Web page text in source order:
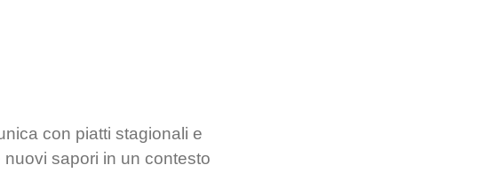
con piatti stagionali e
sapori in un contesto